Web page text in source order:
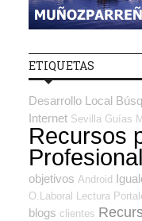
ETIQUETAS
Desarrollo Local
Internet Sevilla Guías
Recursos
objetivos Android
O.Laboral
Lectura
blogs clientes